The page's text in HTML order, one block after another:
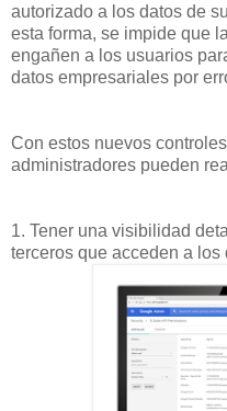
autorizado a los datos de
esta forma, se impide que
engañen a los usuarios
datos empresariales por
Con estos nuevos
administradores pueden
1. Tener una visibilidad
terceros que acceden a los